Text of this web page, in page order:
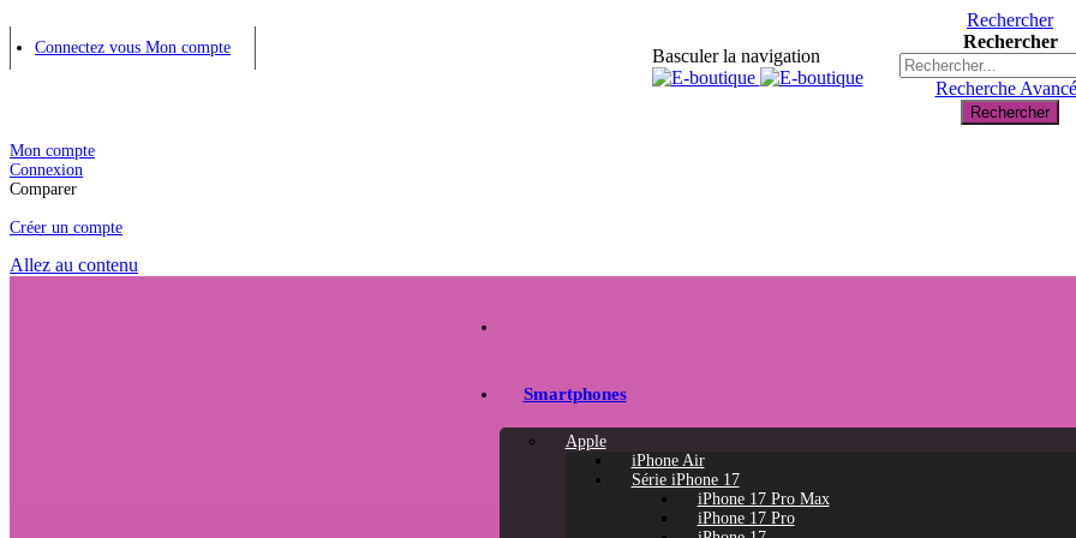
Connectez vous Mon compte Basculer la navigation
Rechercher
Rechercher
Recherche
Rechercher
Mon compte
Connexion
Comparer
Créer un compte
Allez au contenu
Smartphones
Apple
iPhone Air
Série iPhone 17
iPhone 17 Pro Max
iPhone 17 Pro